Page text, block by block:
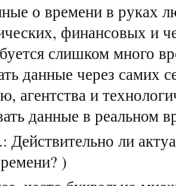
о времени в руках
финансовых и
слишком много
данные через самих
агентства и
данные в реальном
Действительно ли
)